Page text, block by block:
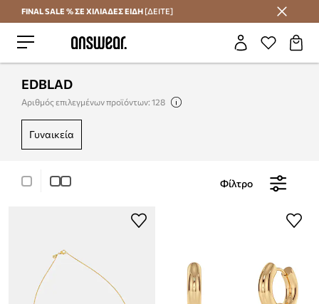
Εξοικονομήστε με το Answear Club
FINAL SALE % ΣΕ ΧΙΛΙΑΔΕΣ ΕΙΔΗ [ΔΕΙΤΕ]
EDBLAD
Αριθμός επιλεγμένων προϊόντων: 128
γυναικεία
Φίλτρο